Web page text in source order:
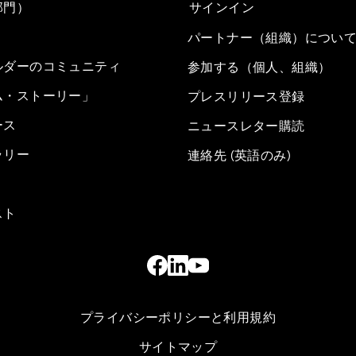
）
ーのコミュニティ
ストーリー」
リー
サインイン
パートナー（組織）につい
参加する（個人、組織）
プレスリリース登録
ニュースレター購読
連絡先 (英語のみ)
プライバシーポリシーと利用規約
サイトマップ